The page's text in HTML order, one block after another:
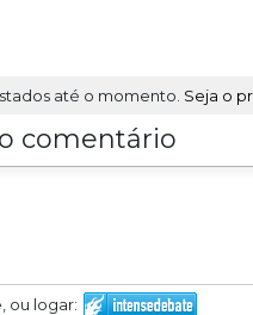
até o momento. Seja o
comentário
ou logar: